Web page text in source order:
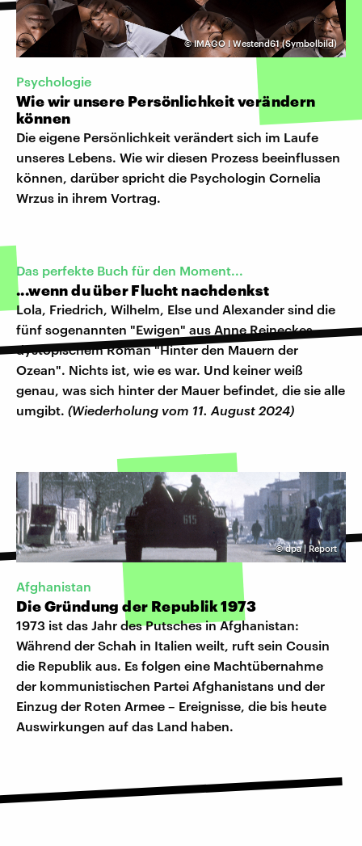
©IMAGO I Westend61 (Symbolbild)
Psychologie
Wie wir unsere Persönlichkeit verändern
können
Die eigene Persönlichkeit verändert sich im Laufe
unseres Lebens. Wie wir diesen Prozess beeinflussen
können, darüber spricht die Psychologin Cornelia
Wrzus in ihrem Vortrag.
Das perfekte Buch für den Moment...
...wenn du über Flucht nachdenkst
Lola, Friedrich, Wilhelm, Else und Alexander sind die
fünf sogenannten "Ewigen" aus Anne Reineckes
dystopischem Roman "Hinter den Mauern der
Ozean". Nichts ist, wie es war. Und keiner weiß
genau, was sich hinter der Mauer befindet, die sie alle
umgibt. (Wiederholung vom 11. August 2024)
©dpa | Report
Afghanistan
Die Gründung der Republik 1973
1973 ist das Jahr des Putsches in Afghanistan:
Während der Schah in Italien weilt, ruft sein Cousin
die Republik aus. Es folgen eine Machtübernahme
der kommunistischen Partei Afghanistans und der
Einzug der Roten Armee – Ereignisse, die bis heute
Auswirkungen auf das Land haben.